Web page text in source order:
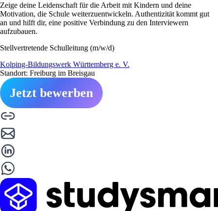
Zeige deine Leidenschaft für die Arbeit mit Kindern und deine
Motivation, die Schule weiterzuentwickeln. Authentizität kommt gut
an und hilft dir, eine positive Verbindung zu den Interviewern
aufzubauen.
Stellvertretende Schulleitung (m/w/d)
Kolping-Bildungswerk Württemberg e. V.
Standort: Freiburg im Breisgau
Jetzt bewerben